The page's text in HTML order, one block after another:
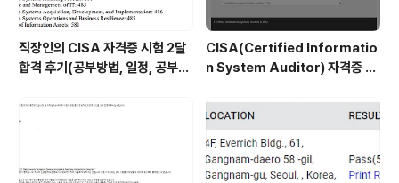
직장인의 CISA 자격증 시험 2달
합격 후기(공부방법, 일정, 공부시
CISA(Certified Informatio
n System Auditor) 자격증 시
험 일정 확인(23년)